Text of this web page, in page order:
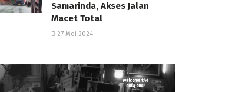
Samarinda, Akses Jalan
Macet Total
27 Mei 2024